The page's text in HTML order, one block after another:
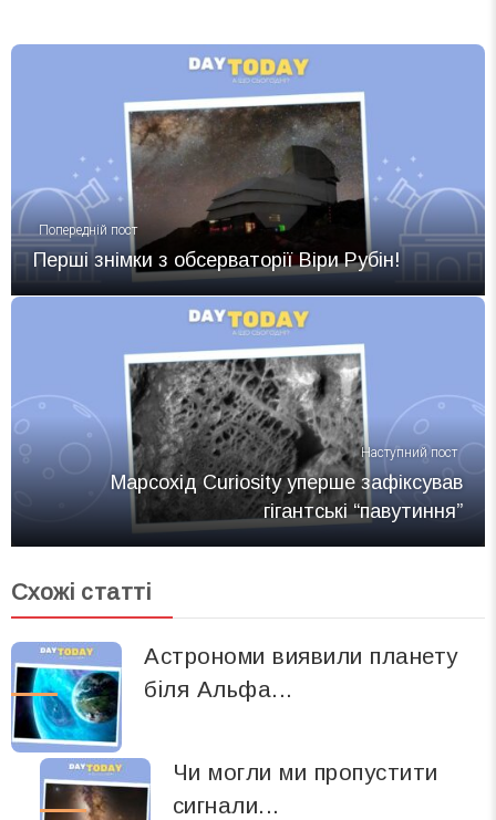
Попередній пост
Перші знімки з обсерваторії Віри Рубін!
Наступний пост
Марсохід Curiosity уперше зафіксував
гігантські “павутиння”
Схожі статті
Астрономи виявили планету
біля Альфа...
Чи могли ми пропустити
сигнали...